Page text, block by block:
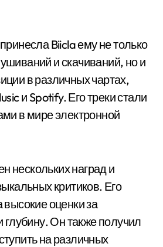
Biicla ему не только
и скачиваний, но и
в различных чартах,
и Spotify. Его треки стали
в мире электронной
нескольких наград и
критиков. Его
оценки за
глубину. Он также получил
на различных